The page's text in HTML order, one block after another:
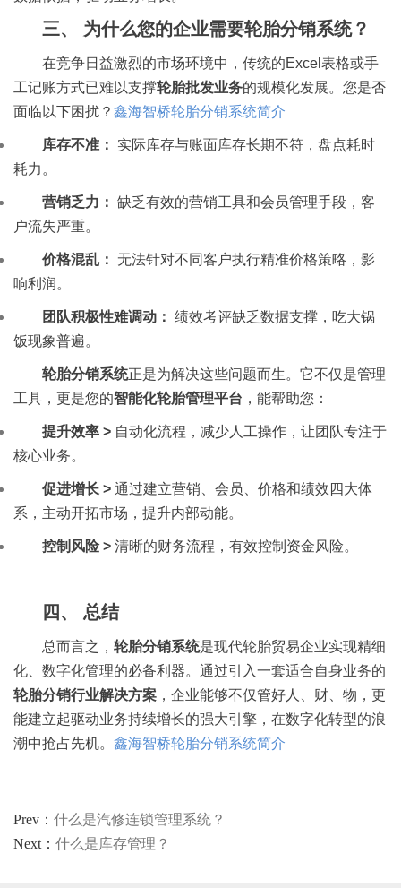
三、 为什么您的企业需要轮胎分销系统？
在竞争日益激烈的市场环境中，传统的Excel表格或手
工记账方式已难以支撑轮胎批发业务的规模化发展。您是否
面临以下困扰？ 鑫海智桥轮胎分销系统简介
库存不准：
实际库存与账面库存长期不符，盘点耗时
耗力。
营销乏力： 缺乏有效的营销工具和会员管理手段，客
户流失严重。
价格混乱： 无法针对不同客户执行精准价格策略，影
响利润。
团队积极性难调动： 绩效考评缺乏数据支撑，吃大锅
饭现象普遍。
轮胎分销系统正是为解决这些问题而生。它不仅是管理
工具，更是您的智能化轮胎管理平台 ，能帮助您：
提升效率 >自动化流程，减少人工操作，让团队专注于
核心业务。
促进增长 >通过建立营销、会员、价格和绩效四大体
系，主动开拓市场，提升内部动能。
控制风险 >清晰的财务流程，有效控制资金风险。
四、 总结
总而言之， 轮胎分销系统是现代轮胎贸易企业实现精细
化、数字化管理的必备利器。通过引入一套适合自身业务的
轮胎分销行业解决方案 ，企业能够不仅管好人、财、物，更
能建立起驱动业务持续增长的强大引擎，在数字化转型的浪
潮中抢占先机。 鑫海智桥轮胎分销系统简介
Prev： 什么是汽修连锁管理系统？
Next： 什么是库存管理？